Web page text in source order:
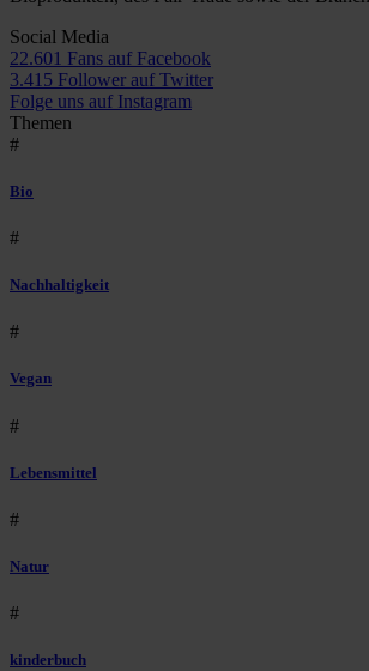
Social Media
22.601 Fans auf Facebook
3.415 Follower auf Twitter
Folge uns auf Instagram
Themen
#
Bio
#
Nachhaltigkeit
#
Vegan
#
Lebensmittel
#
Natur
#
kinderbuch